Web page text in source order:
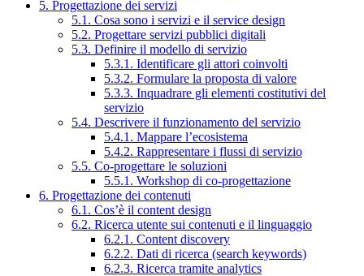
5. Progettazione dei servizi
5.1. Cosa sono i servizi e il service design
5.2. Progettare servizi pubblici digitali
5.3. Definire il modello di servizio
5.3.1. Identificare gli attori coinvolti
5.3.2. Formulare la proposta di valore
5.3.3. Inquadrare gli elementi costitutivi del
servizio
5.4. Descrivere il funzionamento del servizio
5.4.1. Mappare l’ecosistema
5.4.2. Rappresentare i flussi di servizio
5.5. Co-progettare le soluzioni
5.5.1. Workshop di co-progettazione
6. Progettazione dei contenuti
6.1. Cos’è il content design
6.2. Ricerca utente sui contenuti e il linguaggio
6.2.1. Content discovery
6.2.2. Dati di ricerca (search keywords)
6.2.3. Ricerca tramite analytics